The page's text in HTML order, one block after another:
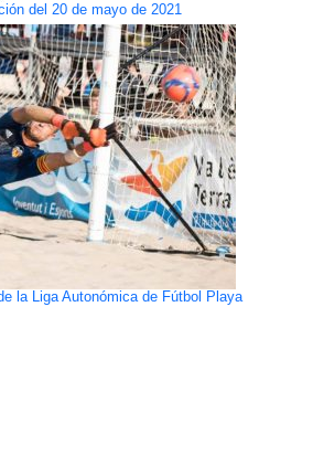
del 20 de mayo de 2021
la Liga Autonómica de Fútbol Playa